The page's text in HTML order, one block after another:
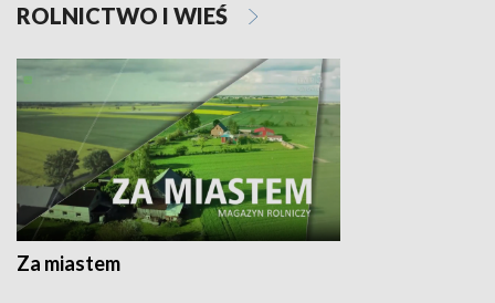
ROLNICTWO I WIEŚ
Za miastem